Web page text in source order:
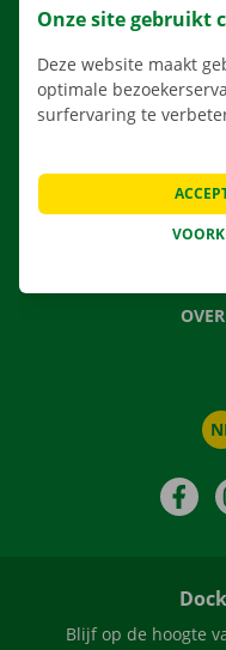
Blijf op de hoogte
Onze site gebruikt
Deze website maakt
optimale
surfervaring te